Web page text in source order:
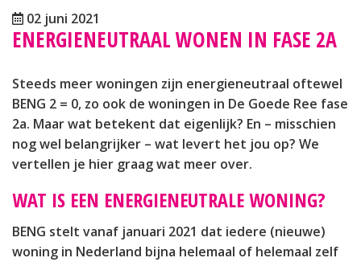
02 juni 2021
ENERGIENEUTRAAL WONEN IN FASE 2A
Steeds meer woningen zijn energieneutraal oftewel
BENG 2 = 0, zo ook de woningen in De Goede Ree fase
2a. Maar wat betekent dat eigenlijk? En – misschien
nog wel belangrijker – wat levert het jou op? We
vertellen je hier graag wat meer over.
WAT IS EEN ENERGIENEUTRALE WONING?
BENG stelt vanaf januari 2021 dat iedere (nieuwe)
woning in Nederland bijna helemaal of helemaal zelf